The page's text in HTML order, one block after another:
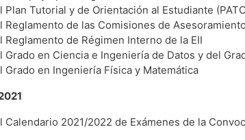
Tutorial y de Orientación al Estudiante
Reglamento de las Comisiones de
Reglamento de Régimen Interno de la EII
Grado en Ciencia e Ingeniería de Datos y del
Grado en Ingeniería Física y Matemática
2021/2022 de Exámenes de la